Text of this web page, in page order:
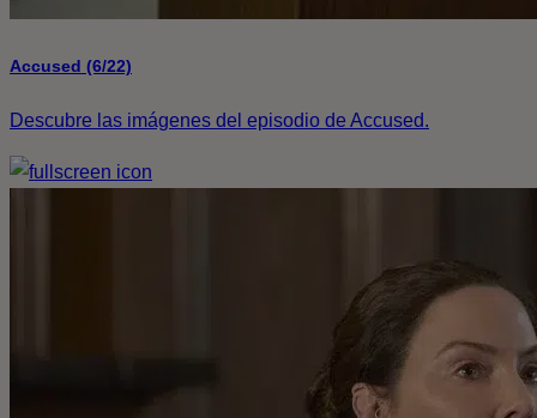
Accused (6/22)
Descubre las imágenes del episodio de Accused.